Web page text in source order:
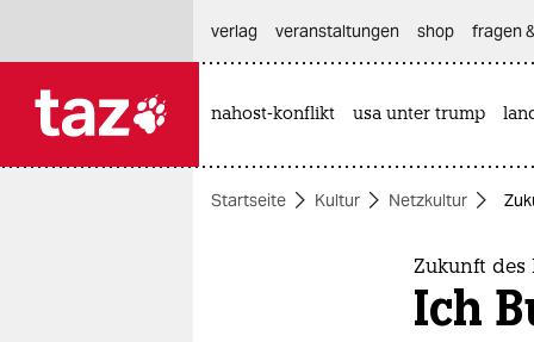
themen
verlag
veranstaltungen shop fragen
nahost-konflikt usa unter trump
Startseite Kultur Netzkultur
Zukunft des
Ich